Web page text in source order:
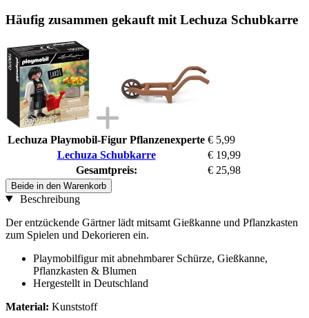
Häufig zusammen gekauft mit Lechuza Schubkarre
Lechuza Playmobil-Figur Pflanzenexperte € 5,99
Lechuza Schubkarre
€ 19,99
Gesamtpreis:
€ 25,98
Beide in den Warenkorb
Beschreibung
Der entzückende Gärtner lädt mitsamt Gießkanne und Pflanzkasten
zum Spielen und Dekorieren ein.
Playmobilfigur mit abnehmbarer Schürze, Gießkanne,
Pflanzkasten & Blumen
Hergestellt in Deutschland
Material: Kunststoff